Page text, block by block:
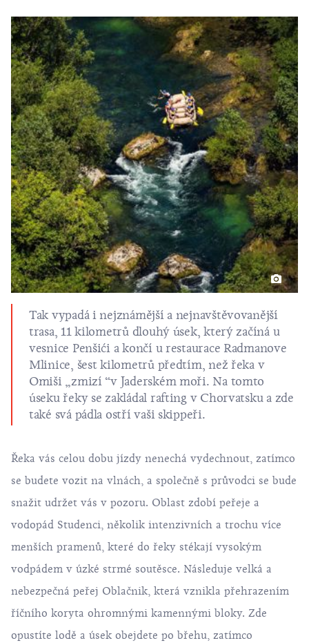
Tak vypadá i nejznámější a nejnavštěvovanější
trasa, 11 kilometrů dlouhý úsek, který začíná u
vesnice Penšići a končí u restaurace Radmanove
Mlinice, šest kilometrů předtím, než řeka v
Omiši „zmizí “v Jaderském moři. Na tomto
úseku řeky se zakládal rafting v Chorvatsku a zde
také svá pádla ostří vaši skippeři.
Řeka vás celou dobu jízdy nenechá vydechnout, zatímco
se budete vozit na vlnách, a společně s průvodci se bude
snažit udržet vás v pozoru. Oblast zdobí peřeje a
vodopád Studenci, několik intenzivních a trochu více
menších pramenů, které do řeky stékají vysokým
vodpádem v úzké strmé soutěsce. Následuje velká a
nebezpečná peřej Oblačnik, která vznikla přehrazením
říčního koryta ohromnými kamennými bloky. Zde
opustíte lodě a úsek obejdete po břehu, zatímco